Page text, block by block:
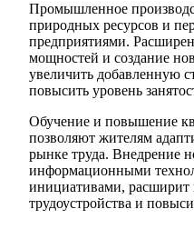
Промышленное
природных ресурсов и
предприятиями.
мощностей и создание
увеличить добавленную
повысить уровень
Обучение и повышение
позволяют жителям
рынке труда. Внедрение
информационными
инициативами, расширит
трудоустройства и